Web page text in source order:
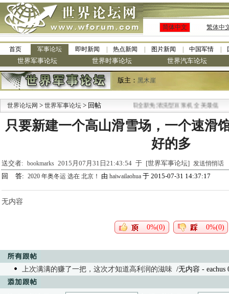
简体中文 繁体中
首页 军事论坛 即时新闻 热点新闻 图片新闻 中国军情
世界军事论坛 世界时事论坛 世界汽车论坛
版主： 黑木崖
世界论坛网 > 世界军事论坛 > 回帖 九阳全新免清洗型豆浆机 全美最低
只要新建一个高山滑雪场，一个速滑
好的多
送交者: bookmarks 2015月07月31日21:43:54 于 [世界军事论坛] 发送悄悄话
回 答: 2020 年奥冬运 选在 北京！ 由 haiwailaohua 于 2015-07-31 14:37:17
无内容
0%(0) 0%(0)
上次满满的赚了一把，这次才知道高利润的滋味 /无内容 - eachus